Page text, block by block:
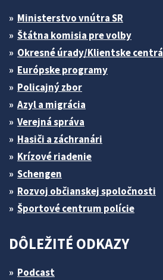
Ministerstvo vnútra SR
Štátna komisia pre volby
Okresné úrady/Klientske centrá
Európske programy
Policajný zbor
Azyl a migrácia
Verejná správa
Hasiči a záchranári
Krízové riadenie
Schengen
Rozvoj občianskej spoločnosti
Športové centrum polície
DÔLEŽITÉ ODKAZY
Podcast